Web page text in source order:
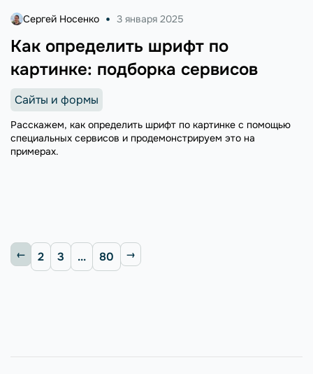
Как определить шрифт по
картинке: подборка сервисов
Сергей Носенко 3 января 2025
Сайты и формы
Расскажем, как определить шрифт по картинке с помощью
специальных сервисов и продемонстрируем это на
примерах.
2 3 ... 80